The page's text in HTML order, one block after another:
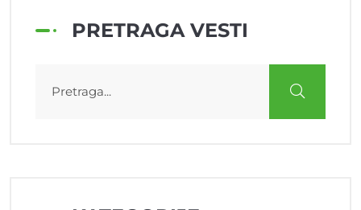
PRETRAGA VESTI